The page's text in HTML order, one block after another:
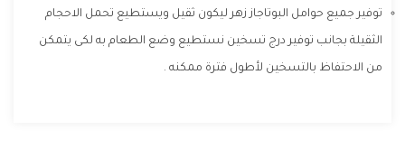
توفير جميع حوامل البوتاجاز زهر ليكون ثقيل ويستطيع تحمل الاحجام
الثقيلة بجانب توفير درج تسخين نستطيع وضع الطعام به لكى يتمكن
من الاحتفاظ بالتسخين لأطول فترة ممكنه .